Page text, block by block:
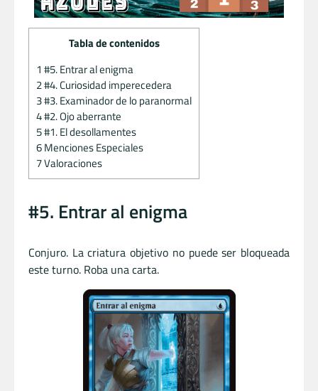
Tabla de contenidos
1 #5. Entrar al enigma
2#4. Curiosidad imperecedera
3#3. Examinador de lo paranormal
4#2. Ojo aberrante
5#1. El desollamentes
6Menciones Especiales
7Valoraciones
#5. Entrar al enigma
Conjuro. La criatura objetivo no puede ser bloqueada
este turno. Roba una carta.